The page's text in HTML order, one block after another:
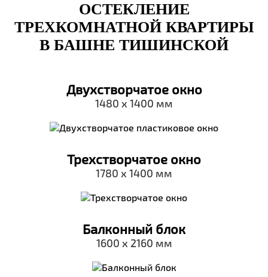
ОСТЕКЛЕНИЕ
ТРЕХКОМНАТНОЙ КВАРТИРЫ
В БАШНЕ ТИШИНСКОЙ
Двухстворчатое окно
1480 х 1400 мм
Трехстворчатое окно
1780 х 1400 мм
Балконный блок
1600 х 2160 мм